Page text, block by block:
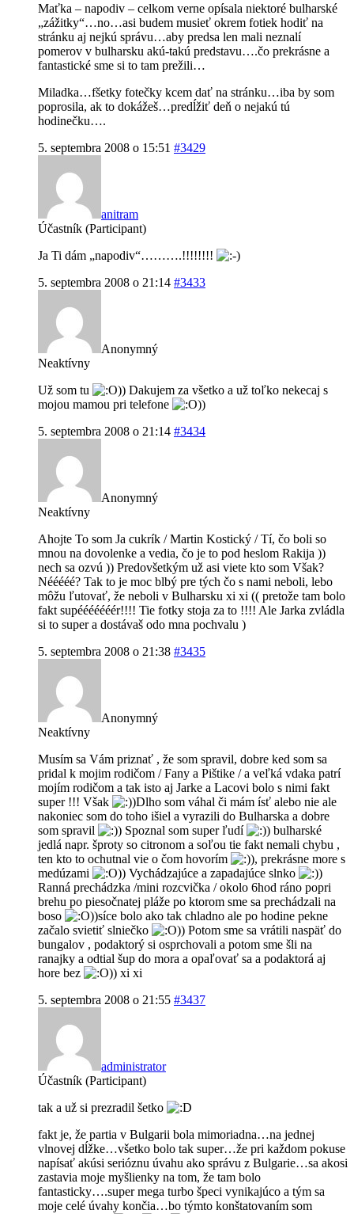
Maťka – napodiv – celkom verne opísala niektoré bulharské
„zážitky“…no…asi budem musieť okrem fotiek hodiť na
stránku aj nejkú správu…aby predsa len mali neznalí
pomerov v bulharsku akú-takú predstavu….čo prekrásne a
fantastické sme si to tam prežili…
Miladka…fšetky fotečky kcem dať na stránku…iba by som
poprosila, ak to dokážeš…predĺžiť deň o nejakú tú
hodinečku….
5. septembra 2008 o 15:51 #3429
anitram
Účastník (Participant)
Ja Ti dám „napodiv“……….!!!!!!!!
5. septembra 2008 o 21:14 #3433
Anonymný
Neaktívny
Už som tu
)) Dakujem za všetko a už toľko nekecaj s
mojou mamou pri telefone
))
5. septembra 2008 o 21:14 #3434
Anonymný
Neaktívny
Ahojte To som Ja cukrík / Martin Kostický / Tí, čo boli so
mnou na dovolenke a vedia, čo je to pod heslom Rakija ))
nech sa ozvú )) Predovšetkým už asi viete kto som Však?
Nééééé? Tak to je moc blbý pre tých čo s nami neboli, lebo
môžu ľutovať, že neboli v Bulharsku xi xi (( pretože tam bolo
fakt supééééééér!!!! Tie fotky stoja za to !!!! Ale Jarka zvládla
si to super a dostávaš odo mna pochvalu )
5. septembra 2008 o 21:38 #3435
Anonymný
Neaktívny
Musím sa Vám priznať , že som spravil, dobre ked som sa
pridal k mojim rodičom / Fany a Pištike / a veľká vdaka patrí
mojím rodičom a tak isto aj Jarke a Lacovi bolo s nimi fakt
super !!! Však
)Dlho som váhal či mám ísť alebo nie ale
nakoniec som do toho išiel a vyrazili do Bulharska a dobre
som spravil
) Spoznal som super ľudí
) bulharské
jedlá napr. šproty so citronom a soľou tie fakt nemali chybu ,
ten kto to ochutnal vie o čom hovorím
), prekrásne more s
medúzami
)) Vychádzajúce a zapadajúce slnko
)
Ranná prechádzka /mini rozcvička / okolo 6hod ráno popri
brehu po piesočnatej pláže po ktorom sme sa prechádzali na
boso
))síce bolo ako tak chladno ale po hodine pekne
začalo svietiť slniečko
)) Potom sme sa vrátili naspäť do
bungalov , podaktorý si osprchovali a potom sme šli na
ranajky a odtial šup do mora a opaľovať sa a podaktorá aj
hore bez
)) xi xi
5. septembra 2008 o 21:55 #3437
administrator
Účastník (Participant)
tak a už si prezradil šetko
fakt je, že partia v Bulgarii bola mimoriadna…na jednej
vlnovej dĺžke…všetko bolo tak super…že pri každom pokuse
napísať akúsi serióznu úvahu ako správu z Bulgarie…sa akosi
zastavia moje myšlienky na tom, že tam bolo
fantasticky….super mega turbo špeci vynikajúco a tým sa
moje celé úvahy končia…bo týmto konštatovaním som